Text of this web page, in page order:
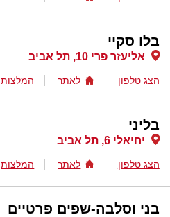
בלו סקיי
אליעזר פרי 10, תל אביב
הצג טלפון לאתר המלצות
בליני
יחיאלי 6, תל אביב
הצג טלפון לאתר המלצות
בני וסלבה-שפים פרטיים